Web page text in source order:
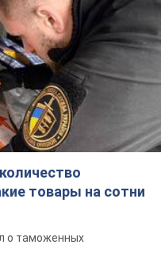
товары на сотни
о таможенных